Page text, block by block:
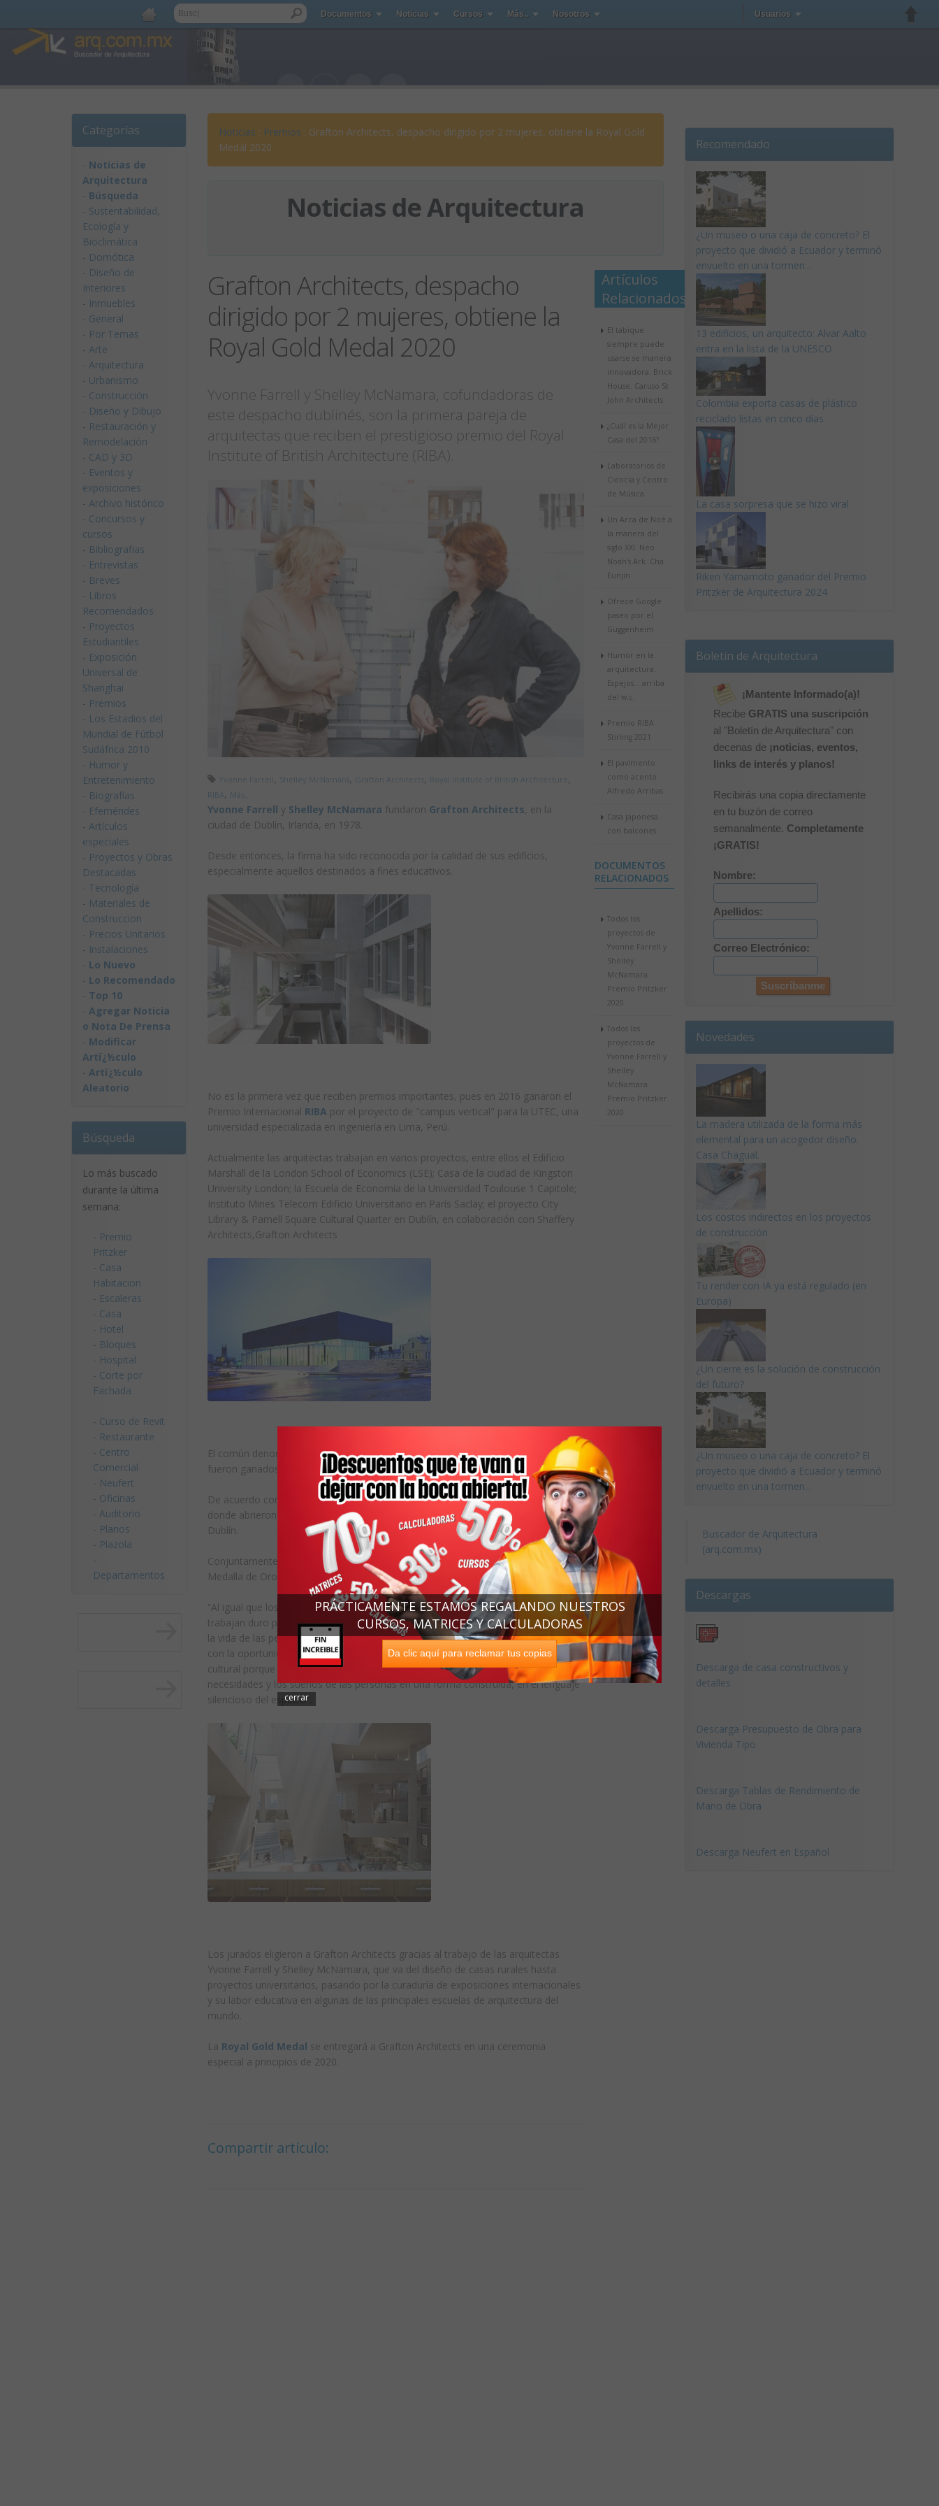
Documentos Noticias Cursos Más.. Nosotros Usuarios
Categorías
- Noticias de
Arquitectura
- Búsqueda
- Sustentabilidad,
Ecologí­a y
Bioclimática
- Domótica
- Diseño de
Interiores
- Inmuebles
- General
- Por Temas
- Arte
- Arquitectura
- Urbanismo
- Construcción
- Diseño y Dibujo
- Restauración y
Remodelación
- CAD y 3D
- Eventos y
exposiciones
- Archivo histórico
- Concursos y
cursos
- Bibliografias
- Entrevistas
- Breves
- Libros
Recomendados
- Proyectos
Estudiantiles
- Exposición
Universal de
Shanghai
- Premios
- Los Estadios del
Mundial de Fútbol
Sudáfrica 2010
- Humor y
Entretenimiento
- Biografías
- Efemérides
- Artículos
especiales
- Proyectos y Obras
Destacadas
- Tecnología
- Materiales de
Construccion
- Precios Unitarios
- Instalaciones
- Lo Nuevo
- Lo Recomendado
- Top 10
- Agregar Noticia
o Nota De Prensa
- Modificar
Artï¿½culo
- Artï¿½culo
Aleatorio
Búsqueda
Lo más buscado
durante la última
semana:
- Premio
Pritzker
- Casa
Habitacion
- Escaleras
- Casa
- Hotel
- Bloques
- Hospital
- Corte por
Fachada
- Curso de Revit
- Restaurante
- Centro
Comercial
- Neufert
- Oficinas
- Auditorio
- Planos
- Plazola
-
Departamentos
Noticias : Premios : Grafton Architects, despacho dirigido por 2 mujeres, obtiene la Royal Gold
Medal 2020
Noticias de Arquitectura
Grafton Architects, despacho
dirigido por 2 mujeres, obtiene la
Royal Gold Medal 2020
Yvonne Farrell y Shelley McNamara, cofundadoras de
este despacho dublinés, son la primera pareja de
arquitectas que reciben el prestigioso premio del Royal
Institute of British Architecture (RIBA).
Yvonne Farrell, Shelley McNamara, Grafton Architects, Royal Institute of British Architecture,
RIBA, Más...
Yvonne Farrell y Shelley McNamara fundaron Grafton Architects, en la
ciudad de Dublín, Irlanda, en 1978.
Desde entonces, la firma ha sido reconocida por la calidad de sus edificios,
especialmente aquellos destinados a fines educativos.
No es la primera vez que reciben premios importantes, pues en 2016 ganaron el
Premio Internacional RIBA por el proyecto de "campus vertical" para la UTEC, una
universidad especializada en ingeniería en Lima, Perú.
Actualmente las arquitectas trabajan en varios proyectos, entre ellos el Edificio
Marshall de la London School of Economics (LSE); Casa de la ciudad de Kingston
University London; la Escuela de Economía de la Universidad Toulouse 1 Capitole;
Instituto Mines Telecom Edificio Universitario en París Saclay; el proyecto City
Library & Parnell Square Cultural Quarter en Dublín, en colaboración con Shaffery
Architects,Grafton Architects
El común denominador de estos edificios en proceso de construcción es que
fueron ganados por Grafton Architects en competencias internacionales.
De acuerdo con el boletín de RIBA, el nombre del despacho se debe a la calle
donde abrieron su primera oficina, en Grafton Street, ubicada en el centro de
Dublín.
Conjuntamente, las arquitectas expresaron su felicidad por haber obtenido la
Medalla de Oro 2020:
“Al igual que los arquitectos de todo el mundo, todos en Grafton Architects
trabajan duro para prestar a cada proyecto la atención necesaria para enriquecer
la vida de las personas. Para nosotros, la arquitectura es una profesión optimista,
con la oportunidad de anticipar realidades futuras. Es de la mayor importancia
cultural porque es el recinto construido de la vida humana. Traduce las
necesidades y los sueños de las personas en una forma construida, en el lenguaje
silencioso del espacio”.
Los jurados eligieron a Grafton Architects gracias al trabajo de las arquitectas
Yvonne Farrell y Shelley McNamara, que va del diseño de casas rurales hasta
proyectos universitarios, pasando por la curaduría de exposiciones internacionales
y su labor educativa en algunas de las principales escuelas de arquitectura del
mundo.
La Royal Gold Medal se entregará a Grafton Architects en una ceremonia
especial a principios de 2020.
Compartir artículo:
Artículos
Relacionados
El tabique
siempre puede
usarse se manera
innovadora. Brick
House. Caruso St
John Architects
¿Cuál es la Mejor
Casa del 2016?
Laboratorios de
Ciencia y Centro
de Música
Un Arca de Noé a
la manera del
siglo XXI. Neo
Noah’s Ark. Cha
Eunjin
Ofrece Google
paseo por el
Guggenheim
Humor en la
arquitectura.
Espejos… arriba
del w.c.
Premio RIBA
Stirling 2021
El pavimento
como acento.
Alfredo Arribas
Casa japonesa
con balcones
DOCUMENTOS
RELACIONADOS
Todos los
proyectos de
Yvonne Farrell y
Shelley
McNamara
Premio Pritzker
2020
Todos los
proyectos de
Yvonne Farrell y
Shelley
McNamara
Premio Pritzker
2020
Recomendado
¿Un museo o una caja de concreto? El
proyecto que dividió a Ecuador y terminó
envuelto en una tormen...
13 edificios, un arquitecto: Alvar Aalto
entra en la lista de la UNESCO
Colombia exporta casas de plástico
reciclado listas en cinco días
La casa sorpresa que se hizo viral
Riken Yamamoto ganador del Premio
Pritzker de Arquitectura 2024
Boletín de Arquitectura
¡Mantente Informado(a)!
Recibe GRATIS una suscripción
al "Boletín de Arquitectura" con
decenas de ¡noticias, eventos,
links de interés y planos!
Recibirás una copia directamente
en tu buzón de correo
semanalmente. Completamente
¡GRATIS!
Nombre:
Apellidos:
Correo Electrónico:
Novedades
La madera utilizada de la forma más
elemental para un acogedor diseño.
Casa Chagual.
Los costos indirectos en los proyectos
de construcción
Tu render con IA ya está regulado (en
Europa)
¿Un cierre es la solución de construcción
del futuro?
¿Un museo o una caja de concreto? El
proyecto que dividió a Ecuador y terminó
envuelto en una tormen...
Buscador de Arquitectura
(arq.com.mx)
Descargas
Descarga de casa constructivos y
detalles
Descarga Presupuesto de Obra para
Vivienda Tipo
Descarga Tablas de Rendimiento de
Mano de Obra
Descarga Neufert en Español
cerrar
Da clic aquí para reclamar tus copias
PRÁCTICAMENTE ESTAMOS REGALANDO NUESTROS
CURSOS, MATRICES Y CALCULADORAS